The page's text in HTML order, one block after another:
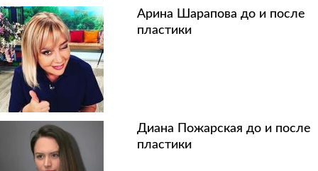
Арина Шарапова до и после
пластики
Диана Пожарская до и после
пластики